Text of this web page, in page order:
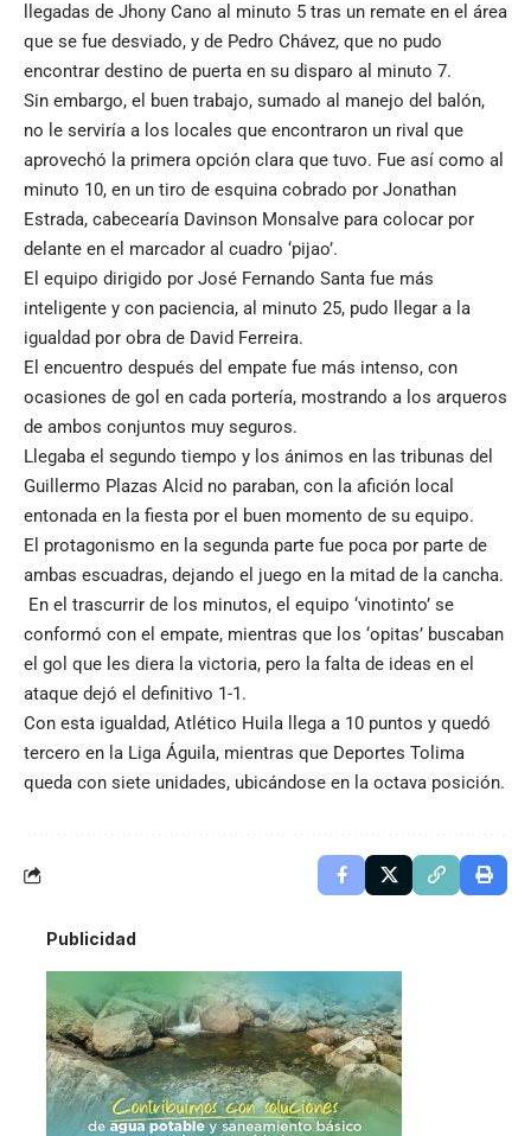
llegadas de Jhony Cano al minuto 5 tras un remate en el área
que se fue desviado, y de Pedro Chávez, que no pudo
encontrar destino de puerta en su disparo al minuto 7.
Sin embargo, el buen trabajo, sumado al manejo del balón,
no le serviría a los locales que encontraron un rival que
aprovechó la primera opción clara que tuvo. Fue así como al
minuto 10, en un tiro de esquina cobrado por Jonathan
Estrada, cabecearía Davinson Monsalve para colocar por
delante en el marcador al cuadro ‘pijao’.
El equipo dirigido por José Fernando Santa fue más
inteligente y con paciencia, al minuto 25, pudo llegar a la
igualdad por obra de David Ferreira.
El encuentro después del empate fue más intenso, con
ocasiones de gol en cada portería, mostrando a los arqueros
de ambos conjuntos muy seguros.
Llegaba el segundo tiempo y los ánimos en las tribunas del
Guillermo Plazas Alcid no paraban, con la afición local
entonada en la fiesta por el buen momento de su equipo.
El protagonismo en la segunda parte fue poca por parte de
ambas escuadras, dejando el juego en la mitad de la cancha.
En el trascurrir de los minutos, el equipo ‘vinotinto’ se
conformó con el empate, mientras que los ‘opitas’ buscaban
el gol que les diera la victoria, pero la falta de ideas en el
ataque dejó el definitivo 1-1.
Con esta igualdad, Atlético Huila llega a 10 puntos y quedó
tercero en la Liga Águila, mientras que Deportes Tolima
queda con siete unidades, ubicándose en la octava posición.
Publicidad